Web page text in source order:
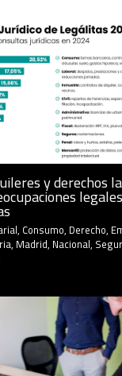
y derechos
, Consumo, Derecho,
, Madrid, Nacional,